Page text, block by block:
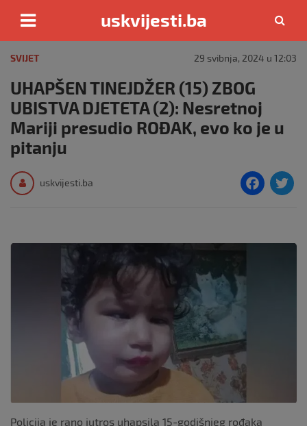
content
uskvijesti.ba
SVIJET 29 svibnja, 2024 u 12:03
UHAPŠEN TINEJDŽER (15) ZBOG
UBISTVA DJETETA (2): Nesretnoj
Mariji presudio ROĐAK, evo ko je u
pitanju
uskvijesti.ba
F
e
Policija je rano jutros uhapsila 15-godišnjeg rođaka